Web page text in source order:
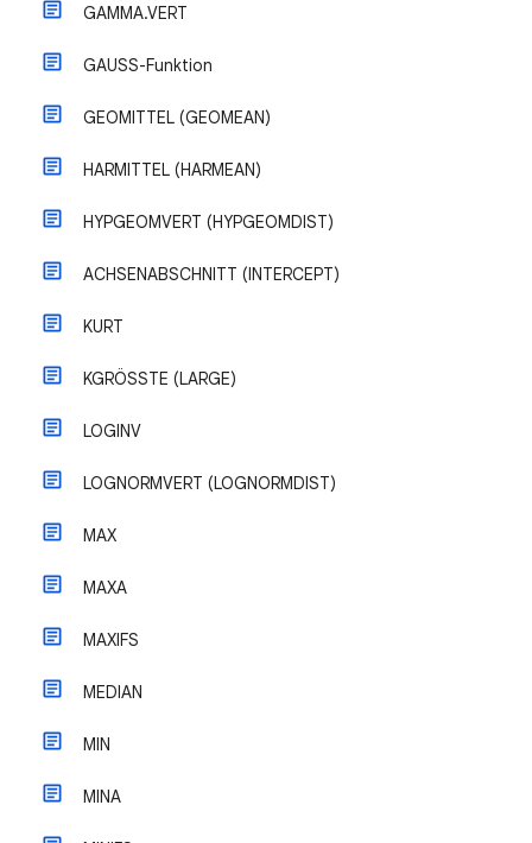
GAMMA.VERT
GAUSS-Funktion
GEOMITTEL (GEOMEAN)
HARMITTEL (HARMEAN)
HYPGEOMVERT (HYPGEOMDIST)
ACHSENABSCHNITT (INTERCEPT)
KURT
KGRÖSSTE (LARGE)
LOGINV
LOGNORMVERT (LOGNORMDIST)
MAX
MAXA
MAXIFS
MEDIAN
MIN
MINA